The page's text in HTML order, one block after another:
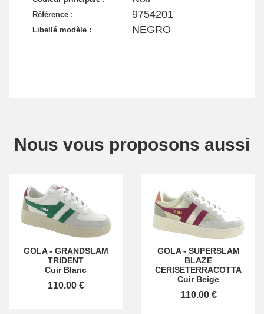
Référence : 9754201
Libellé modèle : NEGRO
Nous vous proposons aussi
GOLA- GRANDSLAM
TRIDENT
Cuir Blanc
110.00 €
GOLA- SUPERSLAM
BLAZE
CERISETERRACOTTA
Cuir Beige
110.00 €